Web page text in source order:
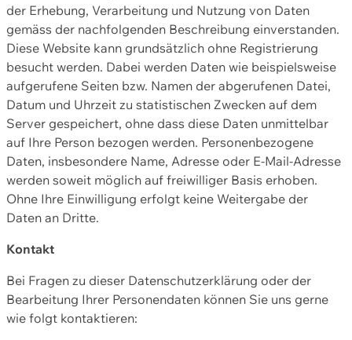
der Erhebung, Verarbeitung und Nutzung von Daten
gemäss der nachfolgenden Beschreibung einverstanden.
Diese Website kann grundsätzlich ohne Registrierung
besucht werden. Dabei werden Daten wie beispielsweise
aufgerufene Seiten bzw. Namen der abgerufenen Datei,
Datum und Uhrzeit zu statistischen Zwecken auf dem
Server gespeichert, ohne dass diese Daten unmittelbar
auf Ihre Person bezogen werden. Personenbezogene
Daten, insbesondere Name, Adresse oder E-Mail-Adresse
werden soweit möglich auf freiwilliger Basis erhoben.
Ohne Ihre Einwilligung erfolgt keine Weitergabe der
Daten an Dritte.
Kontakt
Bei Fragen zu dieser Datenschutzerklärung oder der
Bearbeitung Ihrer Personendaten können Sie uns gerne
wie folgt kontaktieren: